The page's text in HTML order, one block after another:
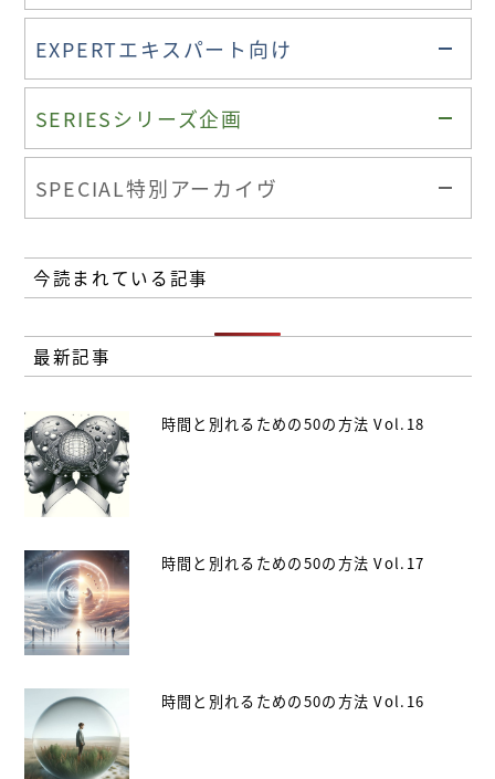
EXPERTエキスパート向け
SERIESシリーズ企画
SPECIAL特別アーカイヴ
今読まれている記事
最新記事
時間と別れるための50の方法 Vol.18
時間と別れるための50の方法 Vol.17
時間と別れるための50の方法 Vol.16